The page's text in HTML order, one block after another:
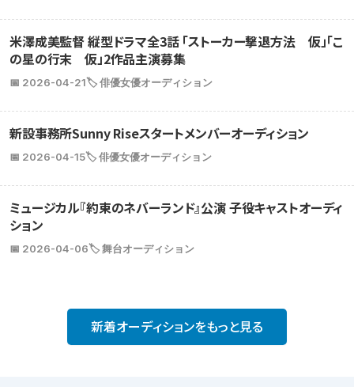
米澤成美監督 縦型ドラマ全3話 「ストーカー撃退方法 仮」「こ
の星の行末 仮」2作品主演募集
📅 2026-04-21🏷️ 俳優女優オーディション
新設事務所Sunny Riseスタートメンバーオーディション
📅 2026-04-15🏷️ 俳優女優オーディション
ミュージカル『約束のネバーランド』公演 子役キャストオーディ
ション
📅 2026-04-06🏷️ 舞台オーディション
新着オーディションをもっと見る